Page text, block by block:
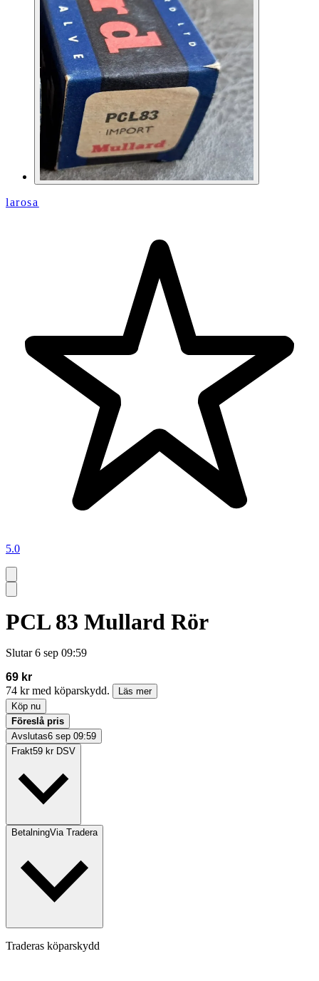
larosa
5.0
PCL 83 Mullard Rör
Slutar 6 sep 09:59
69 kr
74 kr med köparskydd.
Läs mer
Köp nu
Föreslå pris
Avslutas6 sep 09:59
Frakt59 kr DSV
BetalningVia Tradera
Traderas köparskydd